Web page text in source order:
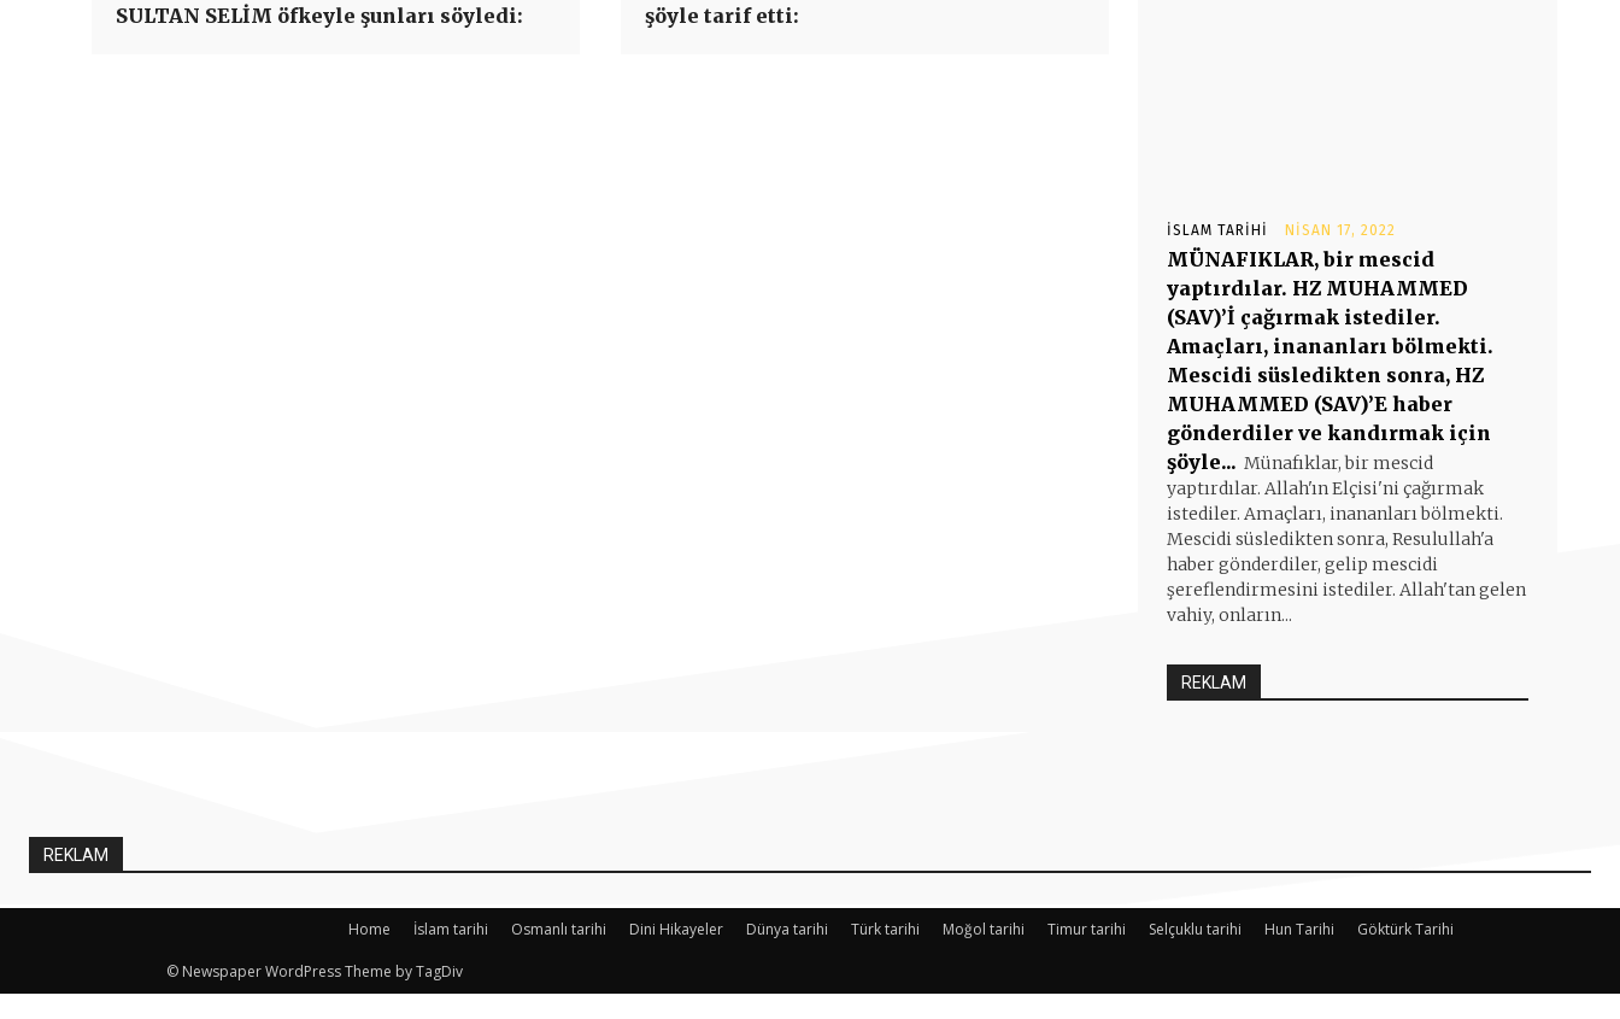
SULTAN SELİM öfkeyle şunları söyledi:
şöyle tarif etti:
İSLAM TARIHI NISAN 17, 2022
MÜNAFIKLAR, bir mescid
yaptırdılar. HZ MUHAMMED
(SAV)’İ çağırmak istediler.
Amaçları, inananları bölmekti.
Mescidi süsledikten sonra, HZ
MUHAMMED (SAV)’E haber
gönderdiler ve kandırmak için
şöyle... Münafıklar, bir mescid
yaptırdılar. Allah'ın Elçisi'ni çağırmak
istediler. Amaçları, inananları bölmekti.
Mescidi süsledikten sonra, Resulullah'a
haber gönderdiler, gelip mescidi
şereflendirmesini istediler. Allah'tan gelen
vahiy, onların...
REKLAM
REKLAM
Home İslam tarihi Osmanlı tarihi Dini Hikayeler Dünya tarihi Türk tarihi Moğol tarihi Timur tarihi Selçuklu tarihi Hun Tarihi Göktürk Tarihi
© Newspaper WordPress Theme by TagDiv